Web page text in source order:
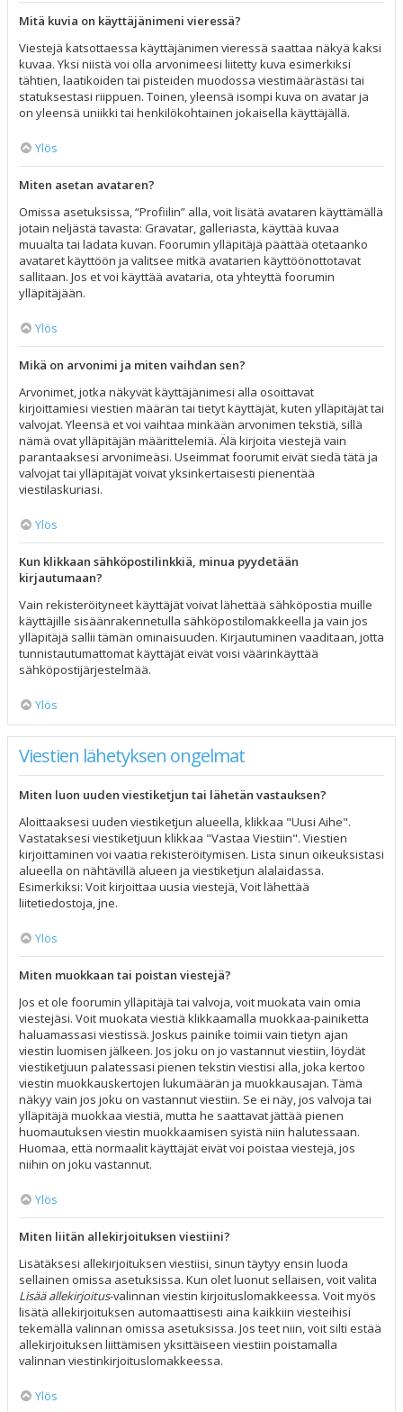
Mitä kuvia on käyttäjänimeni vieressä?
Viestejä katsottaessa käyttäjänimen vieressä saattaa näkyä kaksi
kuvaa. Yksi niistä voi olla arvonimeesi liitetty kuva esimerkiksi
tähtien, laatikoiden tai pisteiden muodossa viestimäärästäsi tai
statuksestasi riippuen. Toinen, yleensä isompi kuva on avatar ja
on yleensä uniikki tai henkilökohtainen jokaisella käyttäjällä.
Ylös
Miten asetan avataren?
Omissa asetuksissa, “Profiilin” alla, voit lisätä avataren käyttämällä
jotain neljästä tavasta: Gravatar, galleriasta, käyttää kuvaa
muualta tai ladata kuvan. Foorumin ylläpitäjä päättää otetaanko
avataret käyttöön ja valitsee mitkä avatarien käyttöönottotavat
sallitaan. Jos et voi käyttää avataria, ota yhteyttä foorumin
ylläpitäjään.
Ylös
Mikä on arvonimi ja miten vaihdan sen?
Arvonimet, jotka näkyvät käyttäjänimesi alla osoittavat
kirjoittamiesi viestien määrän tai tietyt käyttäjät, kuten ylläpitäjät tai
valvojat. Yleensä et voi vaihtaa minkään arvonimen tekstiä, sillä
nämä ovat ylläpitäjän määrittelemiä. Älä kirjoita viestejä vain
parantaaksesi arvonimeäsi. Useimmat foorumit eivät siedä tätä ja
valvojat tai ylläpitäjät voivat yksinkertaisesti pienentää
viestilaskuriasi.
Ylös
Kun klikkaan sähköpostilinkkiä, minua pyydetään
kirjautumaan?
Vain rekisteröityneet käyttäjät voivat lähettää sähköpostia muille
käyttäjille sisäänrakennetulla sähköpostilomakkeella ja vain jos
ylläpitäjä sallii tämän ominaisuuden. Kirjautuminen vaaditaan, jotta
tunnistautumattomat käyttäjät eivät voisi väärinkäyttää
sähköpostijärjestelmää.
Ylös
Viestien lähetyksen ongelmat
Miten luon uuden viestiketjun tai lähetän vastauksen?
Aloittaaksesi uuden viestiketjun alueella, klikkaa "Uusi Aihe".
Vastataksesi viestiketjuun klikkaa "Vastaa Viestiin". Viestien
kirjoittaminen voi vaatia rekisteröitymisen. Lista sinun oikeuksistasi
alueella on nähtävillä alueen ja viestiketjun alalaidassa.
Esimerkiksi: Voit kirjoittaa uusia viestejä, Voit lähettää
liitetiedostoja, jne.
Ylös
Miten muokkaan tai poistan viestejä?
Jos et ole foorumin ylläpitäjä tai valvoja, voit muokata vain omia
viestejäsi. Voit muokata viestiä klikkaamalla muokkaa-painiketta
haluamassasi viestissä. Joskus painike toimii vain tietyn ajan
viestin luomisen jälkeen. Jos joku on jo vastannut viestiin, löydät
viestiketjuun palatessasi pienen tekstin viestisi alla, joka kertoo
viestin muokkauskertojen lukumäärän ja muokkausajan. Tämä
näkyy vain jos joku on vastannut viestiin. Se ei näy, jos valvoja tai
ylläpitäjä muokkaa viestiä, mutta he saattavat jättää pienen
huomautuksen viestin muokkaamisen syistä niin halutessaan.
Huomaa, että normaalit käyttäjät eivät voi poistaa viestejä, jos
niihin on joku vastannut.
Ylös
Miten liitän allekirjoituksen viestiini?
Lisätäksesi allekirjoituksen viestiisi, sinun täytyy ensin luoda
sellainen omissa asetuksissa. Kun olet luonut sellaisen, voit valita
Lisää allekirjoitus-valinnan viestin kirjoituslomakkeessa. Voit myös
lisätä allekirjoituksen automaattisesti aina kaikkiin viesteihisi
tekemällä valinnan omissa asetuksissa. Jos teet niin, voit silti estää
allekirjoituksen liittämisen yksittäiseen viestiin poistamalla
valinnan viestinkirjoituslomakkeessa.
Ylös